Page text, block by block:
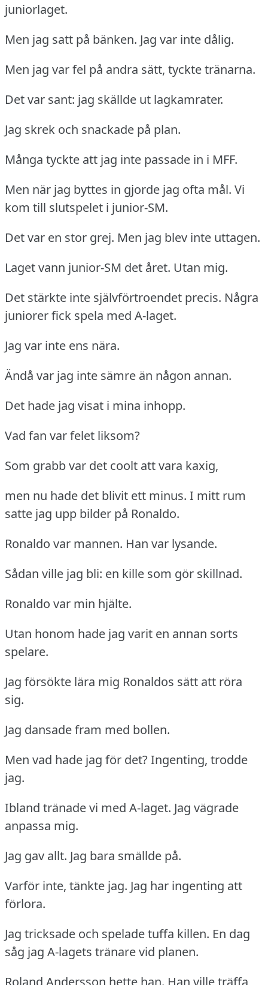
juniorlaget.
Men jag satt på bänken. Jag var inte dålig.
Men jag var fel på andra sätt, tyckte tränarna.
Det var sant: jag skällde ut lagkamrater.
Jag skrek och snackade på plan.
Många tyckte att jag inte passade in i MFF.
Men när jag byttes in gjorde jag ofta mål. Vi
kom till slutspelet i junior-SM.
Det var en stor grej. Men jag blev inte uttagen.
Laget vann junior-SM det året. Utan mig.
Det stärkte inte självförtroendet precis. Några
juniorer fick spela med A-laget.
Jag var inte ens nära.
Ändå var jag inte sämre än någon annan.
Det hade jag visat i mina inhopp.
Vad fan var felet liksom?
Som grabb var det coolt att vara kaxig,
men nu hade det blivit ett minus. I mitt rum
satte jag upp bilder på Ronaldo.
Ronaldo var mannen. Han var lysande.
Sådan ville jag bli: en kille som gör skillnad.
Ronaldo var min hjälte.
Utan honom hade jag varit en annan sorts
spelare.
Jag försökte lära mig Ronaldos sätt att röra
sig.
Jag dansade fram med bollen.
Men vad hade jag för det?Ingenting, trodde
jag.
Ibland tränade vi med A-laget. Jag vägrade
anpassa mig.
Jag gav allt. Jag bara smällde på.
Varför inte, tänkte jag. Jag har ingenting att
förlora.
Jag tricksade och spelade tuffa killen. En dag
såg jag A-lagets tränare vid planen.
Roland Andersson hette han. Han ville träffa